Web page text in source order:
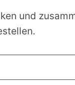
und